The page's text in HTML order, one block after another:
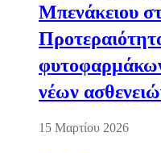
Μπενάκειου
νέων
15 Μαρτίου 2026